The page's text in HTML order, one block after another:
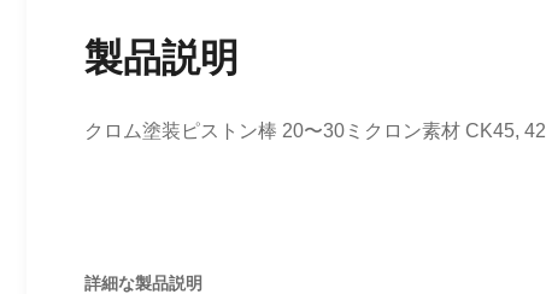
製品説明
クロム塗装ピストン棒 20〜30ミクロン素材 CK45,
詳細な製品説明